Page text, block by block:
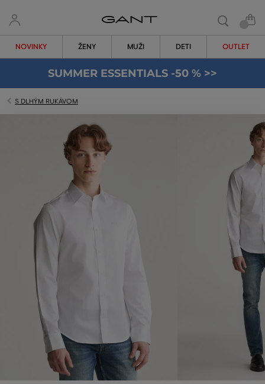
NOVINKY ŽENY MUŽI DETI OUTLET
SUMMER ESSENTIALS -50 % >>
S DLHÝM RUKÁVOM